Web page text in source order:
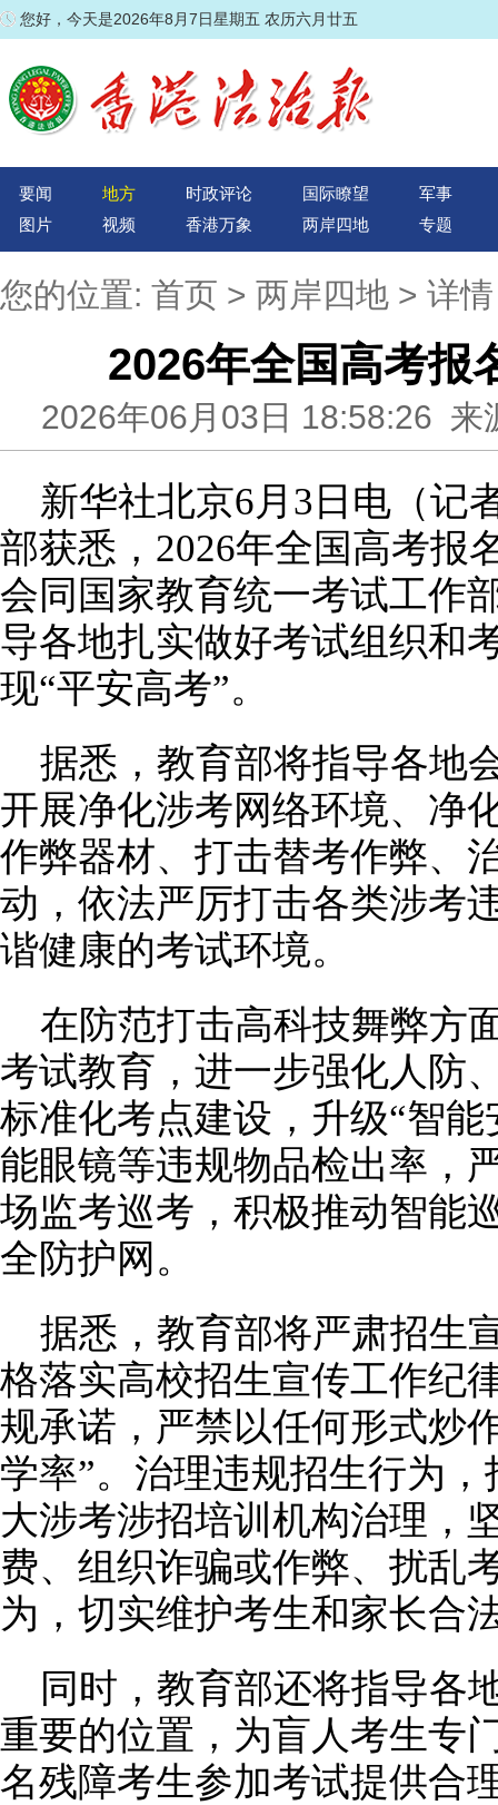
您好，今天是2026年8月7日星期五 农历六月廿五
要闻 地方 时政评论 国际瞭望
军事
图片
视频 香港万象 两岸四地 专题
您的位置: 首页 > 两岸四地 > 详情
2026年全国高考报
2026年06月03日 18:58:26
新华社北京6月3日电（记
部获悉，2026年全国高考报
会同国家教育统一考试工作
导各地扎实做好考试组织和
现“平安高考”。
据悉，教育部将指导各地
开展净化涉考网络环境、净
作弊器材、打击替考作弊、
动，依法严厉打击各类涉考
谐健康的考试环境。
在防范打击高科技舞弊方
考试教育，进一步强化人防
标准化考点建设，升级“智
能眼镜等违规物品检出率，
场监考巡考，积极推动智能
全防护网。
据悉，教育部将严肃招生
格落实高校招生宣传工作纪
规承诺，严禁以任何形式炒
学率”。治理违规招生行为
大涉考涉招培训机构治理，
费、组织诈骗或作弊、扰乱
为，切实维护考生和家长合
同时，教育部还将指导各
重要的位置，为盲人考生专
名残障考生参加考试提供合